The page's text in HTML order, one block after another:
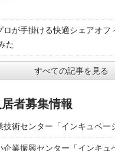
ロが手掛ける快適シェアオフ
た
すべての記事を見る
者募集情報
技術センター「インキュベー
業振興センター「インキュ